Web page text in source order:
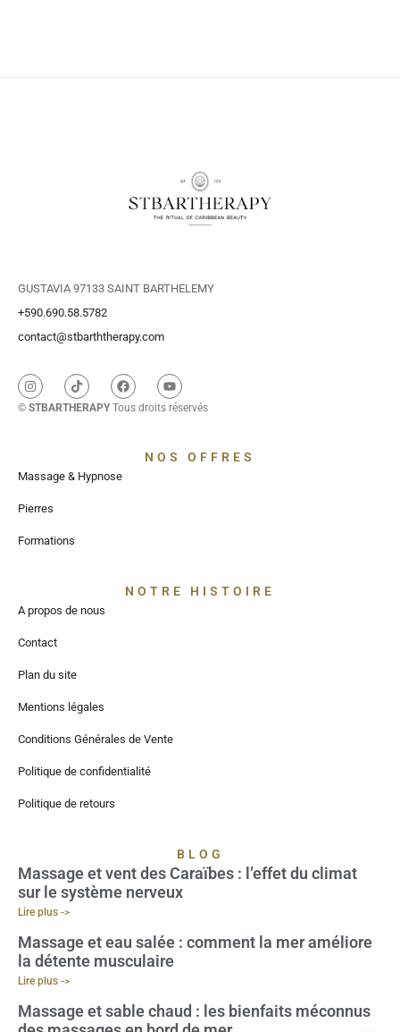
GUSTAVIA 97133 SAINT BARTHELEMY
+590.690.58.5782
contact@stbarththerapy.com
© STBARTHERAPY Tous droits réservés
NOS OFFRES
Massage & Hypnose
Pierres
Formations
NOTRE HISTOIRE
A propos de nous
Contact
Plan du site
Mentions légales
Conditions Générales de Vente
Politique de confidentialité
Politique de retours
BLOG
Massage et vent des Caraïbes : l’effet du climat
sur le système nerveux
Lire plus ->
Massage et eau salée : comment la mer améliore
la détente musculaire
Lire plus ->
Massage et sable chaud : les bienfaits méconnus